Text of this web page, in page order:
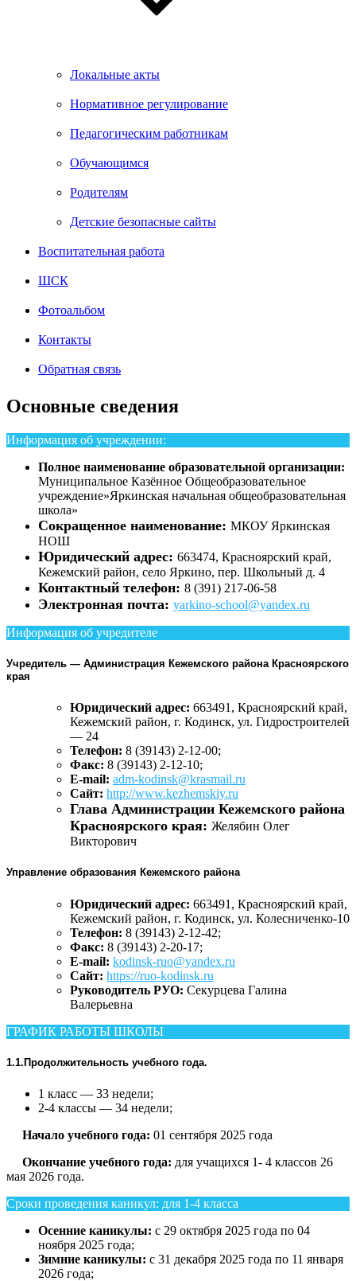
Локальные акты
Нормативное регулирование
Педагогическим работникам
Обучающимся
Родителям
Детские безопасные сайты
Воспитательная работа
ШСК
Фотоальбом
Контакты
Обратная связь
Основные сведения
Информация об учреждении:
Полное наименование образовательной организации:
Муниципальное Казённое Общеобразовательное
учреждение»Яркинская начальная общеобразовательная
школа»
Сокращенное наименование: МКОУ Яркинская
НОШ
Юридический адрес: 663474, Красноярский край,
Кежемский район, село Яркино, пер. Школьный д. 4
Контактный телефон: 8 (391) 217-06-58
Электронная почта: yarkino-school@yandex.ru
Информация об учредителе
Учредитель — Администрация Кежемского района Красноярского
края
Юридический адрес: 663491, Красноярский край,
Кежемский район, г. Кодинск, ул. Гидростроителей
— 24
Телефон: 8 (39143) 2-12-00;
Факс: 8 (39143) 2-12-10;
E-mail: adm-kodinsk@krasmail.ru
Сайт: http://www.kezhemskiy.ru
Глава Администрации Кежемского района
Красноярского края: Желябин Олег
Викторович
Управление образования Кежемского района
Юридический адрес: 663491, Красноярский край,
Кежемский район, г. Кодинск, ул. Колесниченко-10
Телефон: 8 (39143) 2-12-42;
Факс: 8 (39143) 2-20-17;
E-mail: kodinsk-ruo@yandex.ru
Сайт: https://ruo-kodinsk.ru
Руководитель РУО: Секурцева Галина
Валерьевна
ГРАФИК РАБОТЫ ШКОЛЫ
1.1.Продолжительность учебного года.
1 класс — 33 недели;
2-4 классы — 34 недели;
Начало учебного года: 01 сентября 2025 года
Окончание учебного года: для учащихся 1- 4 классов 26
мая 2026 года.
Сроки проведения каникул: для 1-4 класса
Осенние каникулы: с 29 октября 2025 года по 04
ноября 2025 года;
Зимние каникулы: с 31 декабря 2025 года по 11 января
2026 года;